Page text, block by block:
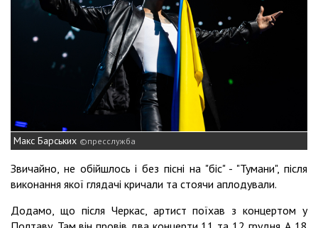
Макс Барських пресслужба
Звичайно, не обійшлось і без пісні на "біс" - "Тумани", після
виконання якої глядачі кричали та стоячи аплодували.
Додамо, що після Черкас, артист поїхав з концертом у